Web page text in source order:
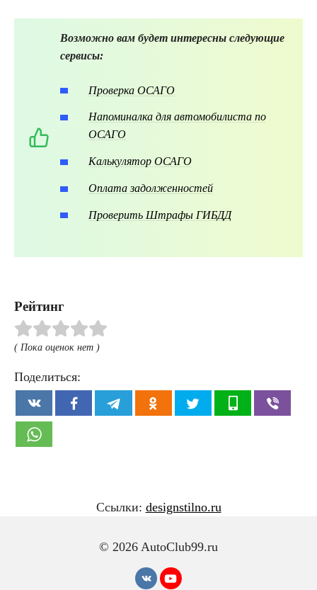
Возможно вам будет интересны следующие
сервисы:
Проверка ОСАГО
Напоминалка для автомобилиста по
ОСАГО
Калькулятор ОСАГО
Оплата задолженностей
Проверить Штрафы ГИБДД
Рейтинг
( Пока оценок нет )
Поделиться:
© 2026 AutoClub99.ru
Ссылки: designstilno.ru